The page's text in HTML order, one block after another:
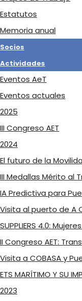
Estatutos
Memoria anual
Socios
Actividades
Eventos AeT
Eventos actuales
2025
III Congreso AET
2024
El futuro de la
III Medallas Mérito al
IA Predictiva para
Visita al puerto de A
SUPPLIERS 4.0:
II Congreso AET:
Visita a COBASA y
ETS MARÍTIMO Y SU
2023